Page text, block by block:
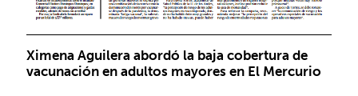
Ximena Aguilera abordó la baja cobertura de
vacunación en adultos mayores en El Mercurio